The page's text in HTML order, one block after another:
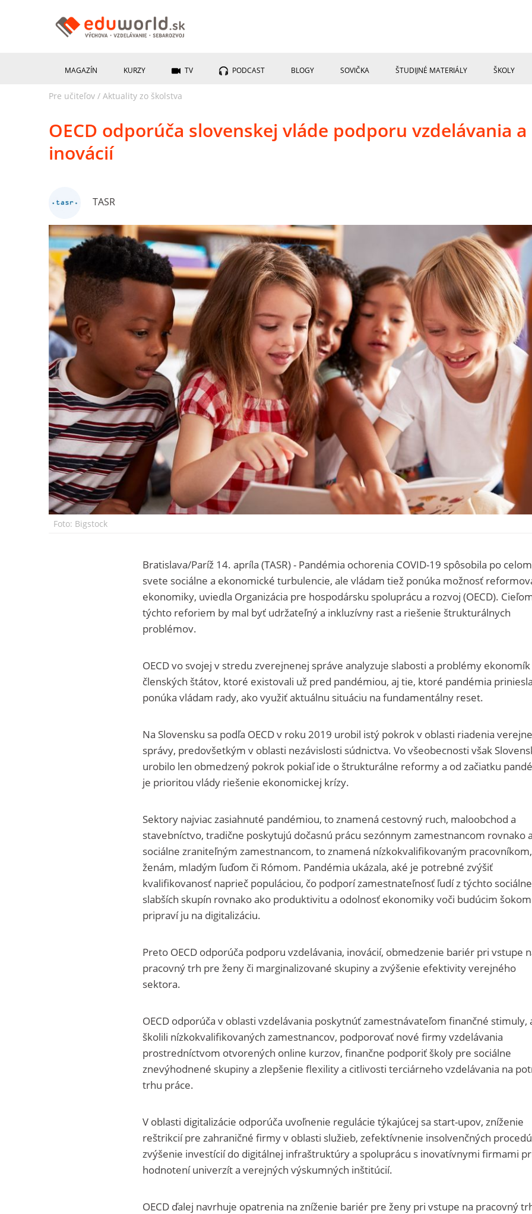
MAGAZÍN KURZY TV PODCAST BLOGY SOVIČKA ŠTUDIJNÉ MATERIÁLY ŠKOLY
Pre učiteľov / Aktuality zo školstva
OECD odporúča slovenskej vláde podporu vzdelávania a
inovácií
TASR
Foto: Bigstock
Bratislava/Paríž 14. apríla (TASR) - Pandémia ochorenia COVID-19 spôsobila po celom
svete sociálne a ekonomické turbulencie, ale vládam tiež ponúka možnosť
ekonomiky, uviedla Organizácia pre hospodársku spoluprácu a rozvoj (OECD).
týchto reforiem by mal byť udržateľný a inkluzívny rast a riešenie štrukturálnych
problémov.
OECD vo svojej v stredu zverejnenej správe analyzuje slabosti a problémy ekonomík
členských štátov, ktoré existovali už pred pandémiou, aj tie, ktoré pandémia
ponúka vládam rady, ako využiť aktuálnu situáciu na fundamentálny reset.
Na Slovensku sa podľa OECD v roku 2019 urobil istý pokrok v oblasti riadenia
správy, predovšetkým v oblasti nezávislosti súdnictva. Vo všeobecnosti však
urobilo len obmedzený pokrok pokiaľ ide o štrukturálne reformy a od začiatku
je prioritou vlády riešenie ekonomickej krízy.
Sektory najviac zasiahnuté pandémiou, to znamená cestovný ruch, maloobchod a
stavebníctvo, tradične poskytujú dočasnú prácu sezónnym zamestnancom rovnako
sociálne zraniteľným zamestnancom, to znamená nízkokvalifikovaným pracovníkom,
ženám, mladým ľuďom či Rómom. Pandémia ukázala, aké je potrebné zvýšiť
kvalifikovanosť naprieč populáciou, čo podporí zamestnateľnosť ľudí z týchto sociálne
slabších skupín rovnako ako produktivitu a odolnosť ekonomiky voči budúcim
pripraví ju na digitalizáciu.
Preto OECD odporúča podporu vzdelávania, inovácií, obmedzenie bariér pri vstupe
pracovný trh pre ženy či marginalizované skupiny a zvýšenie efektivity verejného
sektora.
OECD odporúča v oblasti vzdelávania poskytnúť zamestnávateľom finančné stimuly,
školili nízkokvalifikovaných zamestnancov, podporovať nové firmy vzdelávania
prostredníctvom otvorených online kurzov, finančne podporiť školy pre sociálne
znevýhodnené skupiny a zlepšenie flexility a citlivosti terciárneho vzdelávania na
trhu práce.
V oblasti digitalizácie odporúča uvoľnenie regulácie týkajúcej sa start-upov, zníženie
reštrikcií pre zahraničné firmy v oblasti služieb, zefektívnenie insolvenčných
zvýšenie investícií do digitálnej infraštruktúry a spoluprácu s inovatívnymi firmami
hodnotení univerzít a verejných výskumných inštitúcií.
OECD ďalej navrhuje opatrenia na zníženie bariér pre ženy pri vstupe na pracovný